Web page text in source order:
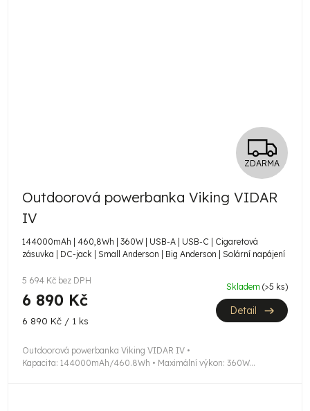
Z
D
A
M
A
ZDARMA
Outdoorová powerbanka Viking VIDAR
IV
144000mAh | 460,8Wh | 360W | USB-A | USB-C | Cigaretová
zásuvka | DC-jack | Small Anderson | Big Anderson | Solární napájení
5 694 Kč bez DPH
6 890 Kč
Měrná
6 890 Kč / 1 ks
Skladem (>5 ks)
Detail
Outdoorová powerbanka Viking VIDAR IV •
Kapacita: 144000mAh/460.8Wh • Maximální výkon: 360W...